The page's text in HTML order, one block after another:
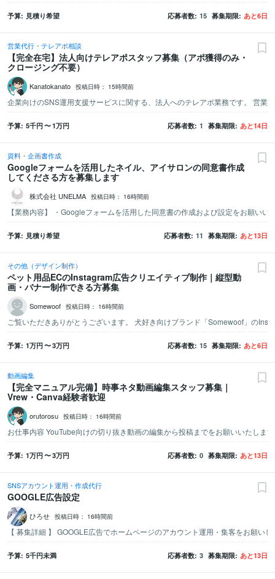
予算 見積り希望 応募者数 15 募集期限 あと6日
営業代行・テレアポ相談
【完全在宅】法人向けテレアポスタッフ募集（アポ獲得のみ・
クロージング不要）
Kanatokanato 投稿日時： 15時間前
予算 5千円〜1万円 応募者数 1 募集期限 あと14日
資料・企画書作成
Googleフォームを活用したネイル、アイサロンの同意書作成
してくださる方を募集します
株式会社 UNELMA 投稿日時： 16時間前
予算 見積り希望 応募者数 11 募集期限 あと13日
その他（デザイン制作）
ペット用品ECのInstagram広告クリエイティブ制作｜縦型動
画・バナー制作できる方募集
Somewoof 投稿日時： 16時間前
予算 1万円〜3万円 応募者数 15 募集期限 あと6日
動画編集
【完全マニュアル完備】時事ネタ動画編集スタッフ募集｜
Vrew・Canva経験者歓迎
orutorosu 投稿日時： 16時間前
予算 1万円〜3万円 応募者数 0 募集期限 あと13日
SNSアカウント運用・作成代行
GOOGLE広告設定
ひろせ 投稿日時： 16時間前
予算 5千円未満 応募者数 3 募集期限 あと13日